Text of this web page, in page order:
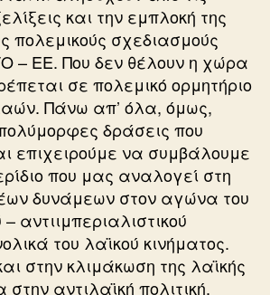
και την εμπλοκή της
πολεμικούς σχεδιασμούς
– ΕΕ. Που δεν θέλουν η χώρα
σε πολεμικό ορμητήριο
Πάνω απ’ όλα, όμως,
δράσεις που
επιχειρούμε να συμβάλουμε
που μας αναλογεί στη
δυνάμεων στον αγώνα του
αντιιμπεριαλιστικού
του λαϊκού κινήματος.
στην κλιμάκωση της λαϊκής
αντιλαϊκή πολιτική,